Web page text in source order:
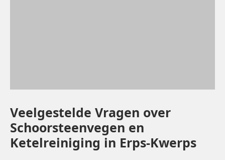
Veelgestelde Vragen over
Schoorsteenvegen en
Ketelreiniging in Erps-Kwerps